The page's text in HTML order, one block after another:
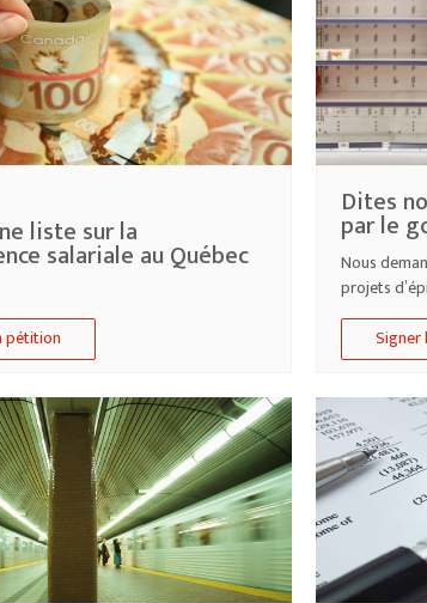
liste sur la
salariale au Québec
pétition
Dites
par le
Nous
projets